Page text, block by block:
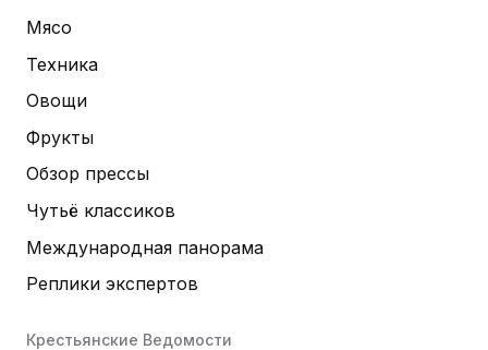
Мясо
Техника
Овощи
Фрукты
Обзор прессы
Чутьё классиков
Международная панорама
Реплики экспертов
Крестьянские Ведомости